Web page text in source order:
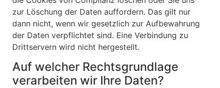
zur Löschung der Daten auffordern. Das gilt nur
dann nicht, wenn wir gesetzlich zur Aufbewahrung
der Daten verpflichtet sind. Eine Verbindung zu
Drittservern wird nicht hergestellt.
Auf welcher Rechtsgrundlage
verarbeiten wir Ihre Daten?